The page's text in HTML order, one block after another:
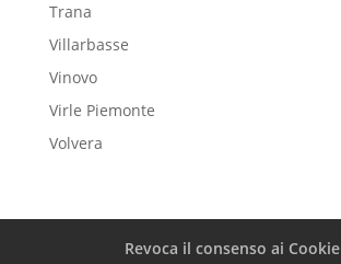
Trana
Villarbasse
Vinovo
Virle Piemonte
Volvera
Revoca il consenso ai Cookie